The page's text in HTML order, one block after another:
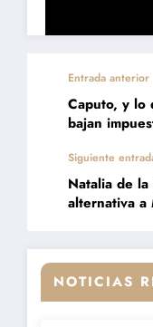
Entrada anterior
Caputo, y lo
bajan
Siguiente
Natalia de
alternativa
NOTICIAS